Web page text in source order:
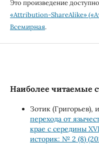
Это произведение
«Attribution-ShareAlike»
Всемирная.
Наиболее читаемые
Зотик (Григорьев),
перехода от
крае с середины
историк: № 2 (8)